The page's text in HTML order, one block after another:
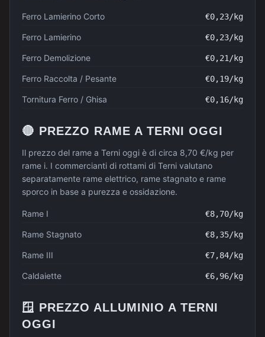
Ferro Lamierino Corto €0,23/kg
Ferro Lamierino €0,23/kg
Ferro Demolizione €0,21 /kg
Ferro Raccolta / Pesante €0,19/kg
Tornitura Ferro / Ghisa €0,16/kg
🔴 PREZZO RAME A TERNI OGGI
Il prezzo del rame a Terni oggi è di circa 8,70 €/kg per
rame i. I commercianti di rottami di Terni valutano
separatamente rame elettrico, rame stagnato e rame
sporco in base a purezza e ossidazione.
Rame I €8,70/kg
Rame Stagnato €8,35/kg
Rame III €7,84/kg
Caldaiette €6,96/kg
🪟 PREZZO ALLUMINIO A TERNI
OGGI